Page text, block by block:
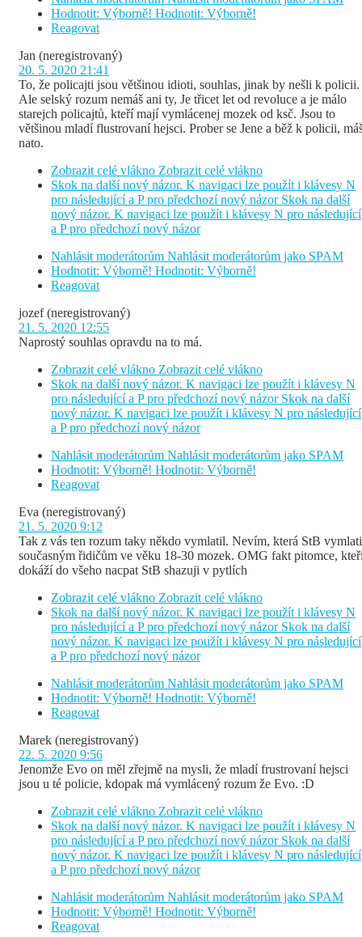
Hodnotit: Výborně! Hodnotit: Výborně!
Reagovat
Jan (neregistrovaný)
20. 5. 2020 21:41
To, že policajti jsou většinou idioti, souhlas, jinak by nešli k policii.
Ale selský rozum nemáš ani ty, Je třicet let od revoluce a je málo
starejch policajtů, kteří mají vymlácenej mozek od ksč. Jsou to
většinou mladí flustrovaní hejsci. Prober se Jene a běž k policii,
nato.
Zobrazit celé vlákno Zobrazit celé vlákno
Skok na další nový názor. K navigaci lze použít i klávesy N
pro následující a P pro předchozí nový názor Skok na další
nový názor. K navigaci lze použít i klávesy N pro následující
a P pro předchozí nový názor
Nahlásit moderátorům Nahlásit moderátorům jako SPAM
Hodnotit: Výborně! Hodnotit: Výborně!
Reagovat
jozef (neregistrovaný)
21. 5. 2020 12:55
Naprostý souhlas opravdu na to má.
Zobrazit celé vlákno Zobrazit celé vlákno
Skok na další nový názor. K navigaci lze použít i klávesy N
pro následující a P pro předchozí nový názor Skok na další
nový názor. K navigaci lze použít i klávesy N pro následující
a P pro předchozí nový názor
Nahlásit moderátorům Nahlásit moderátorům jako SPAM
Hodnotit: Výborně! Hodnotit: Výborně!
Reagovat
Eva (neregistrovaný)
21. 5. 2020 9:12
Tak z vás ten rozum taky někdo vymlatil. Nevím, která StB
současným řidičům ve věku 18-30 mozek. OMG fakt pitomce,
dokáží do všeho nacpat StB shazuji v pytlích
Zobrazit celé vlákno Zobrazit celé vlákno
Skok na další nový názor. K navigaci lze použít i klávesy N
pro následující a P pro předchozí nový názor Skok na další
nový názor. K navigaci lze použít i klávesy N pro následující
a P pro předchozí nový názor
Nahlásit moderátorům Nahlásit moderátorům jako SPAM
Hodnotit: Výborně! Hodnotit: Výborně!
Reagovat
Marek (neregistrovaný)
22. 5. 2020 9:56
Jenomže Evo on měl zřejmě na mysli, že mladí frustrovaní hejsci
jsou u té policie, kdopak má vymlácený rozum že Evo. :D
Zobrazit celé vlákno Zobrazit celé vlákno
Skok na další nový názor. K navigaci lze použít i klávesy N
pro následující a P pro předchozí nový názor Skok na další
nový názor. K navigaci lze použít i klávesy N pro následující
a P pro předchozí nový názor
Nahlásit moderátorům Nahlásit moderátorům jako SPAM
Hodnotit: Výborně! Hodnotit: Výborně!
Reagovat